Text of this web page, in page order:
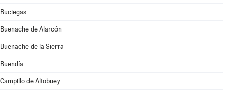
Buciegas
Buenache de Alarcón
Buenache de la Sierra
Buendía
Campillo de Altobuey